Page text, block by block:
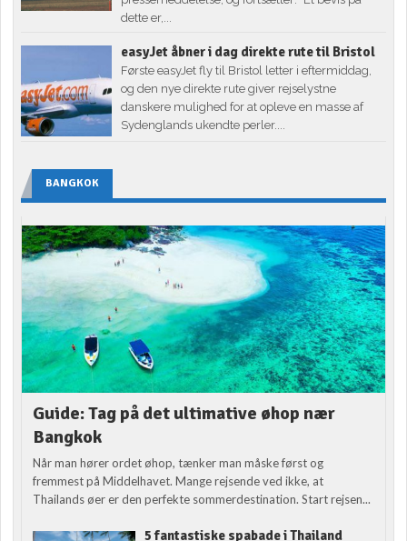
dette er,...
easyJet åbner i dag direkte rute til Bristol
Første easyJet fly til Bristol letter i eftermiddag,
og den nye direkte rute giver rejselystne
danskere mulighed for at opleve en masse af
Sydenglands ukendte perler....
BANGKOK
Guide: Tag på det ultimative øhop nær
Bangkok
Når man hører ordet øhop, tænker man måske først og
fremmest på Middelhavet. Mange rejsende ved ikke, at
Thailands øer er den perfekte sommerdestination. Start rejsen...
5 fantastiske spabade i Thailand